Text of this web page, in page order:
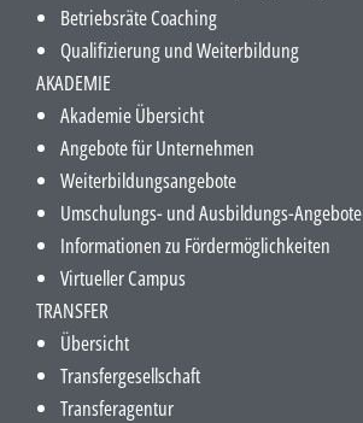
Betriebsräte Coaching
Qualifizierung und Weiterbildung
AKADEMIE
Akademie Übersicht
Angebote für Unternehmen
Weiterbildungsangebote
Umschulungs- und Ausbildungs-Angebote
Informationen zu Fördermöglichkeiten
Virtueller Campus
TRANSFER
Übersicht
Transfergesellschaft
Transferagentur